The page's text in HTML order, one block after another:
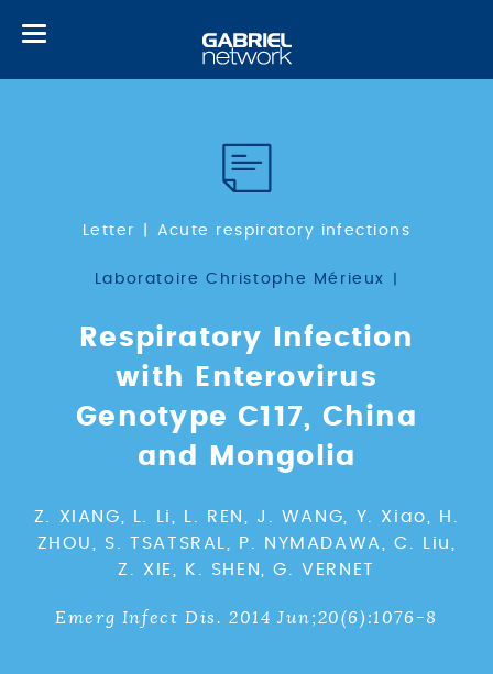
Toggle
Letter Acute respiratory infections
Laboratoire Christophe Mérieux
Respiratory Infection
with Enterovirus
Genotype C117, China
and Mongolia
Z. XIANG, L. Li, L. REN, J. WANG, Y. Xiao, H.
ZHOU, S. TSATSRAL, P. NYMADAWA, C. Liu,
Z. XIE, K. SHEN, G. VERNET
Emerg Infect Dis. 2014 Jun;20(6):1076-8